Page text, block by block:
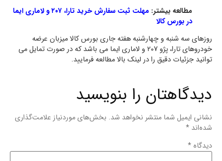
مطالعه بیشتر:
مهلت ثبت سفارش خرید تارا، ۲۰۷ و لاماری ایما
در بورس کالا
روزهای سه شنبه و چهارشنبه هفته جاری بورس کالا میزبان عرضه
خودروهای تارا، پژو 207 و لاماری ایما می باشد که در صورت تمایل می
توانید جزئیات دقیق را در لینک بالا مطالعه فرمایید.
دیدگاهتان را بنویسید
نشانی ایمیل شما منتشر نخواهد شد. بخش‌های موردنیاز علامت‌گذاری
شده‌اند *
دیدگاه *